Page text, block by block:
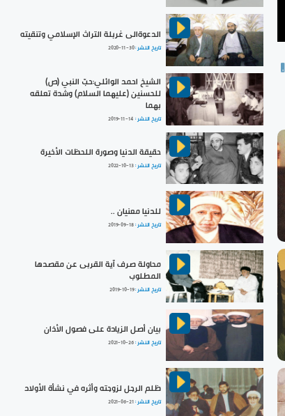
الدعوةالى غربلة التراث الإسلامي وتنقيته
تاريخ النشر :2020-11-30
الشيخ احمد الوائلي:حبّ النبي (ص)
للحسنين (عليهما السلام) وشدة تعلقه
بهما
تاريخ النشر : 2019-11-14
حقيقة الدنيا وصورة اللحظات الأخيرة
تاريخ النشر :2022-10-13
للدنيا معنيان ..
تاريخ النشر :2019-09-18
محاولة صرف آية القربى عن مقصدها
المطلوب
تاريخ النشر :2019-10-19
بيان أصل الزيادة على فصول الأذان
تاريخ النشر :2021-10-26
ظلم الرجل لزوجته وأثره في نشأة الأولاد
تاريخ النشر :2021-06-21